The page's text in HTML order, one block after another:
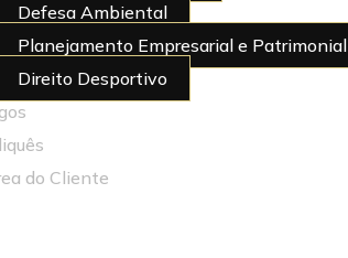
Defesa Ambiental
Planejamento Empresarial e Patrimonial
Direito Desportivo
do Cliente